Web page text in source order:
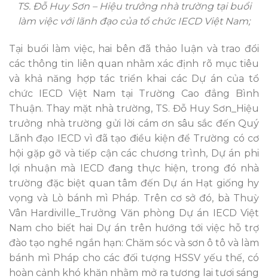
TS. Đỗ Huy Sơn – Hiệu trưởng nhà trường tại buổi
làm việc với lãnh đạo của tổ chức IECD Việt Nam;
Tại buổi làm việc, hai bên đã thảo luận và trao đổi
các thông tin liên quan nhằm xác định rõ mục tiêu
và khả năng hợp tác triển khai các Dự án của tổ
chức IECD Việt Nam tại Trường Cao đẳng Bình
Thuận. Thay mặt nhà trường, TS. Đỗ Huy Sơn_Hiệu
trưởng nhà trường gửi lời cám ơn sâu sắc đến Quý
Lãnh đạo IECD vì đã tạo điều kiện để Trường có cơ
hội gặp gỡ và tiếp cận các chương trình, Dự án phi
lợi nhuận mà IECD đang thực hiện, trong đó nhà
trường đặc biệt quan tâm đến Dự án Hạt giống hy
vọng và Lò bánh mì Pháp. Trên cơ sở đó, bà Thuỳ
Vân Hardiville_Trưởng Văn phòng Dự án IECD Việt
Nam cho biết hai Dự án trên hướng tới việc hỗ trợ
đào tạo nghề ngắn hạn: Chăm sóc và sơn ô tô và làm
bánh mì Pháp cho các đối tượng HSSV yếu thế, có
hoàn cảnh khó khăn nhằm mở ra tương lai tươi sáng